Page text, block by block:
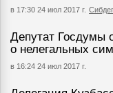
в 17:30 24 июл 2017 г.
Депутат Госдумы
о нелегальных
в 16:24 24 июл 2017 г.